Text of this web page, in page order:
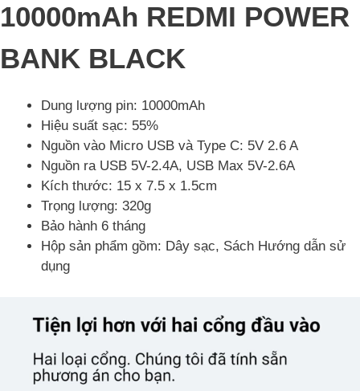
10000mAh REDMI POWER
BANK BLACK
Dung lượng pin: 10000mAh
Hiệu suất sạc: 55%
Nguồn vào Micro USB và Type C: 5V 2.6 A
Nguồn ra USB 5V-2.4A, USB Max 5V-2.6A
Kích thước: 15 x 7.5 x 1.5cm
Trọng lượng: 320g
Bảo hành 6 tháng
Hộp sản phẩm gồm: Dây sạc, Sách Hướng dẫn sử
dụng